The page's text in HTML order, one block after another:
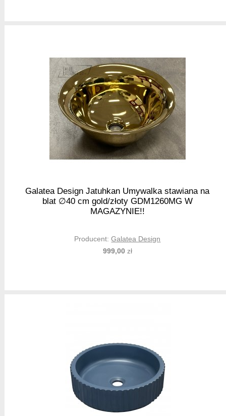
Galatea Design Jatuhkan Umywalka stawiana na
blat ∅40 cm gold/złoty GDM1260MG W
MAGAZYNIE!!
Producent:Galatea Design
999,00zł